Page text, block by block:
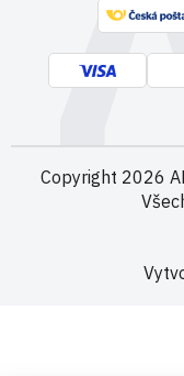
Nedržíme se zbytečně při
Kontakty
VOP pro spotřebitele -
VOP pro nakupující
VOP Letectví / GT&C
Kamenná prodejna
Copyright 2026